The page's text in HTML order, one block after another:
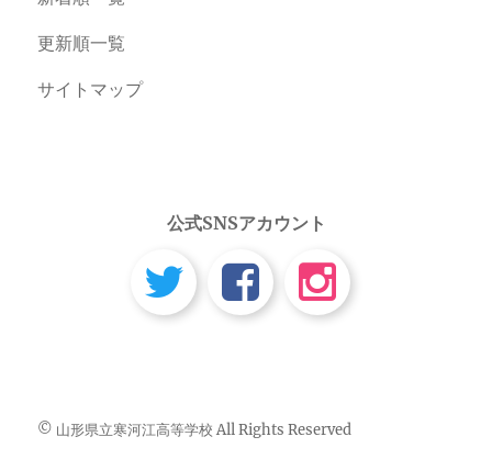
更新順一覧
サイトマップ
公式SNSアカウント
© 山形県立寒河江高等学校 All Rights Reserved